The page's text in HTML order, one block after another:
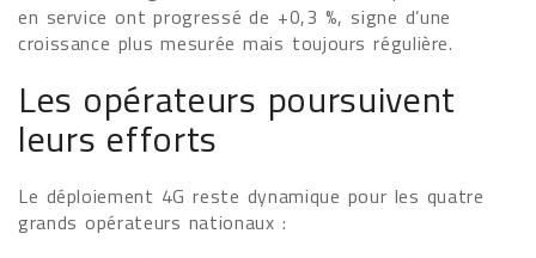
en service ont progressé de +0,3 %, signe d’une
croissance plus mesurée mais toujours régulière.
Les opérateurs poursuivent
leurs efforts
Le déploiement 4G reste dynamique pour les quatre
grands opérateurs nationaux :